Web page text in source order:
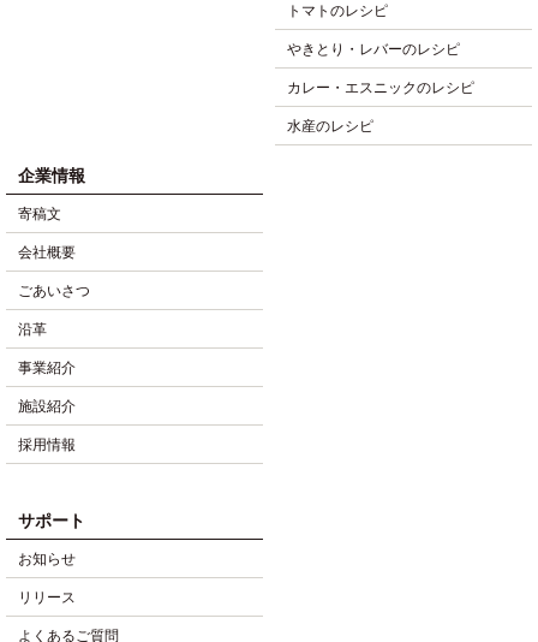
トマトのレシピ
やきとり・レバーのレシピ
カレー・エスニックのレシピ
水産のレシピ
企業情報
寄稿文
会社概要
ごあいさつ
沿革
事業紹介
施設紹介
採用情報
サポート
お知らせ
リリース
よくあるご質問